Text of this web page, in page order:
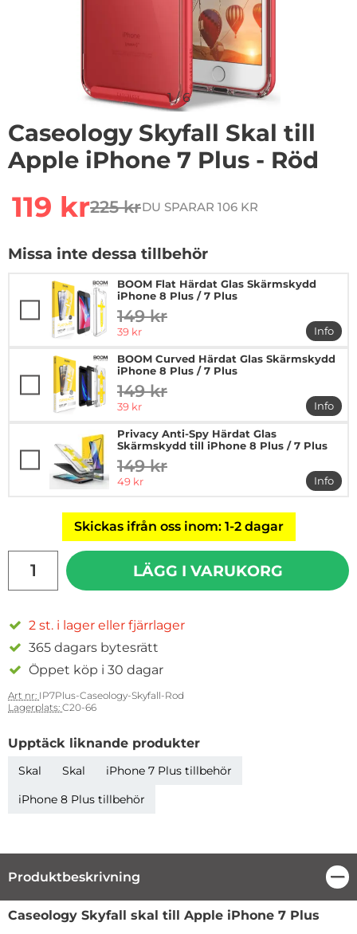
1/6
Caseology Skyfall Skal till
Apple iPhone 7 Plus - Röd
rea pris
119 krtidigare pris
225 krDU SPARAR 106 KR
Missa inte dessa tillbehör
BOOM Flat Härdat Glas Skärmskydd
iPhone 8 Plus / 7 Plus
tidigare pris
149 kr
rea pris
39 kr
Info
mer
BOOM Curved Härdat Glas Skärmskydd
iPhone 8 Plus / 7 Plus
tidigare pris
149 kr
rea pris
39 kr
Info
mer
Privacy Anti-Spy Härdat Glas
Skärmskydd till iPhone 8 Plus / 7 Plus
tidigare pris
149 kr
rea pris
49 kr
Info
mer
Skickas ifrån oss inom: 1-2 dagar
LÄGG I VARUKORG
2 st. i lager eller fjärrlager
365 dagars bytesrätt
Öppet köp i 30 dagar
Art nr: IP7Plus-Caseology-Skyfall-Rod
Lagerplats: C20-66
Upptäck liknande produkter
Skal Skal
iPhone 7 Plus tillbehör
iPhone 8 Plus tillbehör
Produktbeskrivning
Produktbeskrivning
Caseology Skyfall skal till Apple iPhone 7 Plus